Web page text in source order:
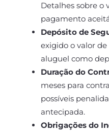
Detalhes sobre o
pagamento
Depósito de
exigido o valor
aluguel como
Duração do
meses para
possíveis
antecipada.
Obrigações do